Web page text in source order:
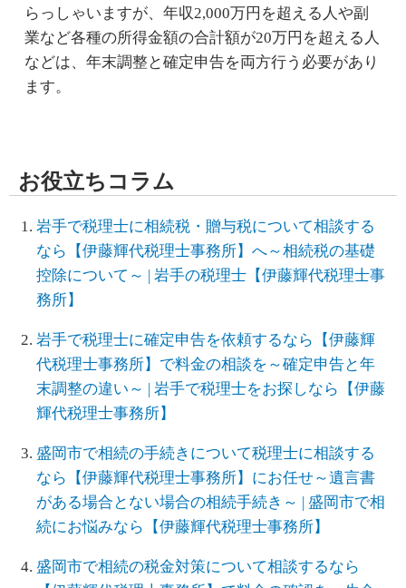
らっしゃいますが、年収2,000万円を超える人や副
業など各種の所得金額の合計額が20万円を超える人
などは、年末調整と確定申告を両方行う必要があり
ます。
お役立ちコラム
岩手で税理士に相続税・贈与税について相談する
なら【伊藤輝代税理士事務所】へ～相続税の基礎
控除について～ | 岩手の税理士【伊藤輝代税理士事
務所】
岩手で税理士に確定申告を依頼するなら【伊藤輝
代税理士事務所】で料金の相談を～確定申告と年
末調整の違い～ | 岩手で税理士をお探しなら【伊藤
輝代税理士事務所】
盛岡市で相続の手続きについて税理士に相談する
なら【伊藤輝代税理士事務所】にお任せ～遺言書
がある場合とない場合の相続手続き～ | 盛岡市で相
続にお悩みなら【伊藤輝代税理士事務所】
盛岡市で相続の税金対策について相談するなら